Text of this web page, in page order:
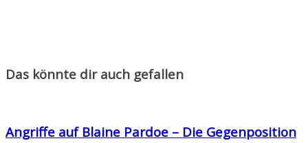
Das könnte dir auch gefallen
Angriffe auf Blaine Pardoe – Die Gegenposition